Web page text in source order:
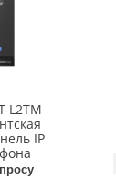
L2TM
IP